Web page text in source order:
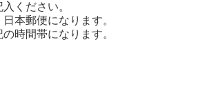
ください。
本郵便になります。
時間帯になります。